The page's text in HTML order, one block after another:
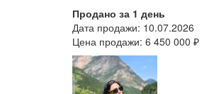
Продано за 1 день
Дата продажи: 10.07.2026
Цена продажи: 6 450 000 ₽